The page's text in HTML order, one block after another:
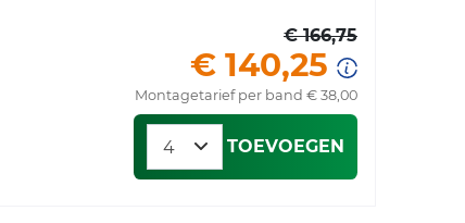
€ 166,75
€ 140,25
Montagetarief per band € 38,00
TOEVOEGEN